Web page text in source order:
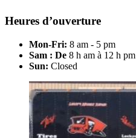
Heures d’ouverture
Mon-Fri: 8 am - 5 pm
Sam : De 8 h am à 12 h pm
Sun: Closed